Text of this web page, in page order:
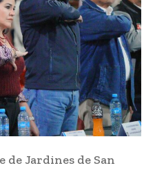
Jardines de San